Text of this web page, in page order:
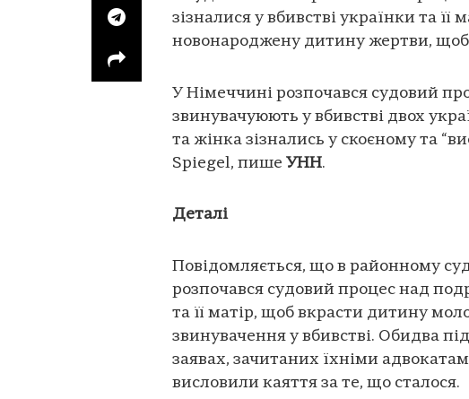
зізналися у вбивстві українки та
новонароджену дитину жертви, щоб
У Німеччині розпочався судовий
звинувачуюють у вбивстві двох
та жінка зізнались у скоєному та
Spiegel, пише УНН.
Деталі
Повідомляється, що в районному
розпочався судовий процес над
та її матір, щоб вкрасти дитину
звинувачення у вбивстві. Обидва
заявах, зачитаних їхніми
висловили каяття за те, що сталося.